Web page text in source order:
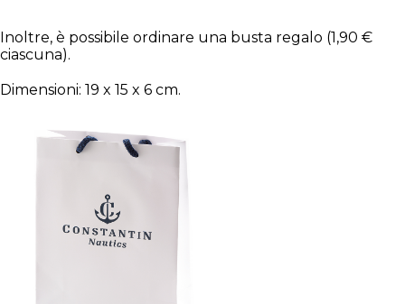
Inoltre, è possibile ordinare una busta regalo (1,90 €
ciascuna).
Dimensioni: 19 x 15 x 6 cm.